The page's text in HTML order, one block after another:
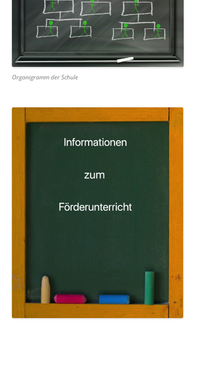
Organigramm der Schule